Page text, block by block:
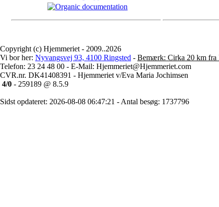
Copyright (c) Hjemmeriet - 2009..2026
Vi bor her: Nyvangsvej 93, 4100 Ringsted - Bemærk: Cirka 20 km fra
Telefon: 23 24 48 00 - E-Mail: Hjemmeriet@Hjemmeriet.com
CVR.nr. DK41408391 - Hjemmeriet v/Eva Maria Jochimsen
4/0 - 259189 @ 8.5.9
Sidst opdateret: 2026-08-08 06:47:21 - Antal besøg: 1737796